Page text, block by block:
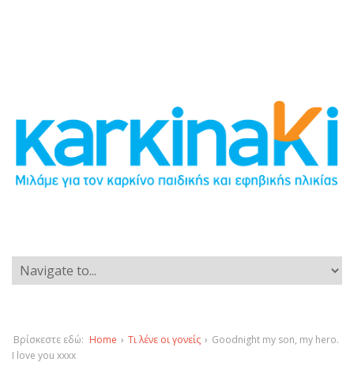
Βρίσκεστε εδώ: Home › Τι λένε οι γονείς › Goodnight my son, my hero.
I love you xxxx